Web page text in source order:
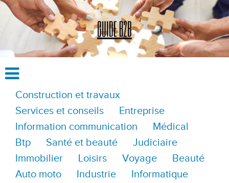
Construction et travaux
Services et conseils
Entreprise
Information communication
Médical
Btp
Santé et beauté
Judiciaire
Immobilier
Loisirs Voyage
Beauté
Auto moto
Industrie
Informatique